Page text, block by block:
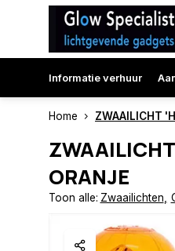
Informatie verhuur
Home ZWAAILICHT
ORANJE
Toon alle: Zwaailichten